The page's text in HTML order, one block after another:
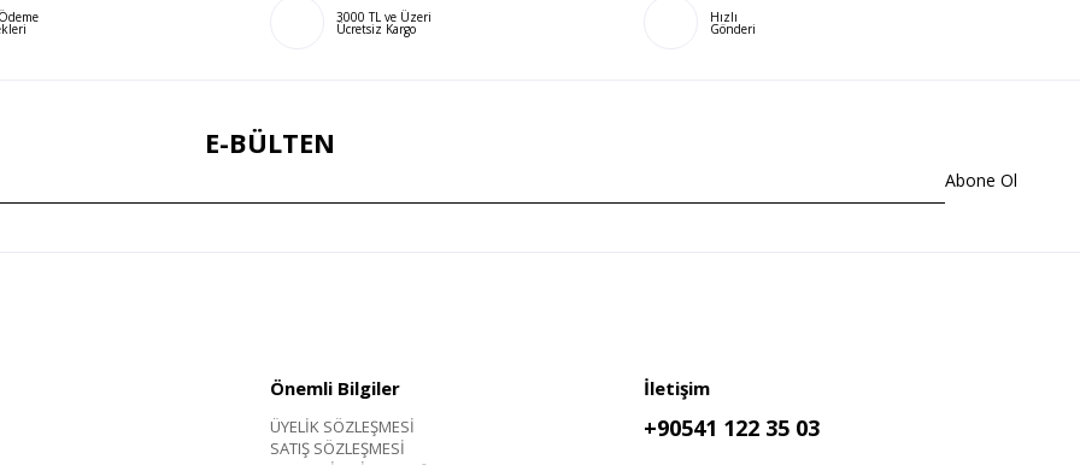
3000 TL ve Üzeri
Ücretsiz Kargo
Hızlı
Gönderi
E-BÜLTEN
Abone Ol
Önemli Bilgiler
ÜYELİK SÖZLEŞMESİ
SATIŞ SÖZLEŞMESİ
İletişim
+90541 122 35 03